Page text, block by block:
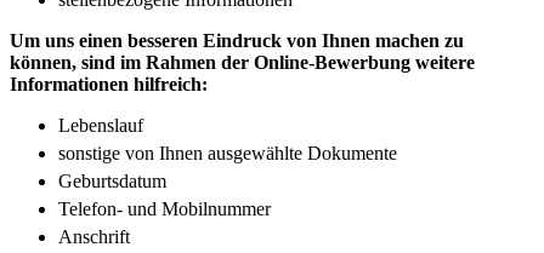
Um uns einen besseren Eindruck von Ihnen machen zu
können, sind im Rahmen der Online-Bewerbung weitere
Informationen hilfreich:
Lebenslauf
sonstige von Ihnen ausgewählte Dokumente
Geburtsdatum
Telefon- und Mobilnummer
Anschrift